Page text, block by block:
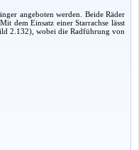
angeboten werden. Beide Räder
dem Einsatz einer Starrachse lässt
2.132), wobei die Radführung von